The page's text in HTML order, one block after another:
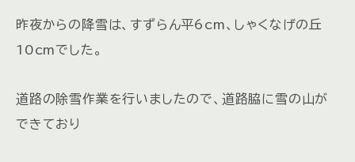
昨夜からの降雪は、すずらん平6cm、しゃくなげの丘
10cmでした。
道路の除雪作業を行いましたので、道路脇に雪の山が
できており